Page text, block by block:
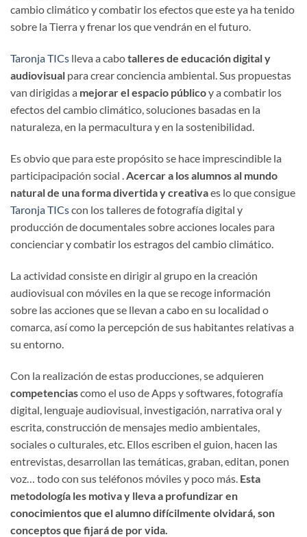
cambio climático y combatir los efectos que este ya ha tenido
sobre la Tierra y frenar los que vendrán en el futuro.
Taronja TICs lleva a cabotalleres de educación digital y
audiovisual para crear conciencia ambiental. Sus propuestas
van dirigidas a mejorar el espacio públicoy a combatir los
efectos del cambio climático, soluciones basadas en la
naturaleza, en la permacultura y en la sostenibilidad.
Es obvio que para este propósito se hace imprescindible la
participacipación social .Acercar a los alumnos al mundo
natural de una forma divertida y creativaes lo que consigue
Taronja TICscon los talleres de fotografía digital y
producción de documentales sobre acciones locales para
concienciar y combatir los estragos del cambio climático.
La actividad consiste en dirigir al grupo en la creación
audiovisual con móviles en la que se recoge información
sobre las acciones que se llevan a cabo en su localidad o
comarca, así como la percepción de sus habitantes relativas a
su entorno.
Con la realización de estas producciones, se adquieren
competenciascomo el uso de Apps y softwares, fotografía
digital, lenguaje audiovisual, investigación, narrativa oral y
escrita, construcción de mensajes medio ambientales,
sociales o culturales, etc. Ellos escriben el guion, hacen las
entrevistas, desarrollan las temáticas, graban, editan, ponen
voz… todo con sus teléfonos móviles y poco más. Esta
metodología les motiva y lleva a profundizar en
conocimientos que el alumno difícilmente olvidará, son
conceptos que fijará de por vida.